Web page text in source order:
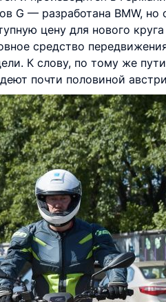
G — разработана BMW,
цену для нового
средство
К слову, по тому же
почти половиной